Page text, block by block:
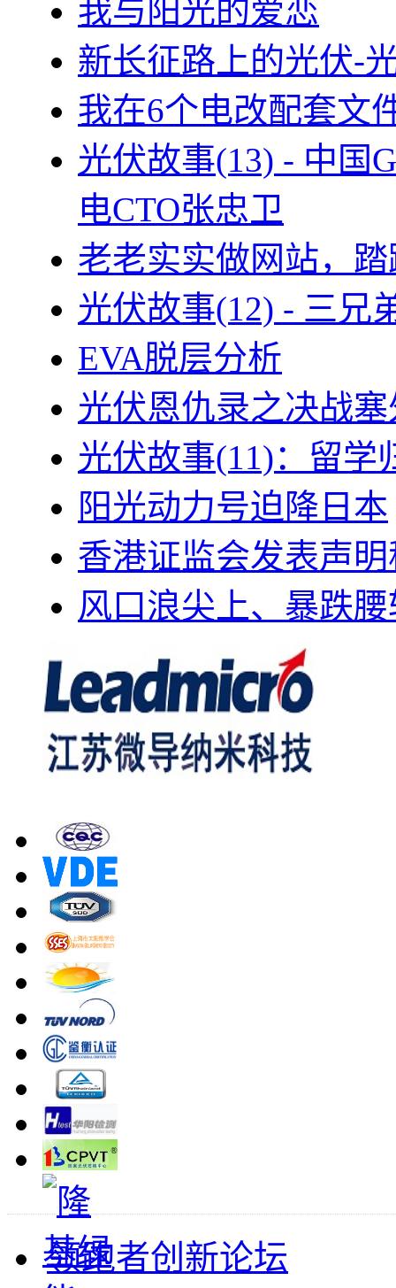
我与阳光的爱恋
新长征路上的光伏-
我在6个电改配套文
光伏故事(13) - 中国
电CTO张忠卫
老老实实做网站，
光伏故事(12) - 三兄
EVA脱层分析
光伏恩仇录之决战
光伏故事(11)：留学
阳光动力号迫降日本
香港证监会发表声
风口浪尖上、暴跌
领跑者创新论坛